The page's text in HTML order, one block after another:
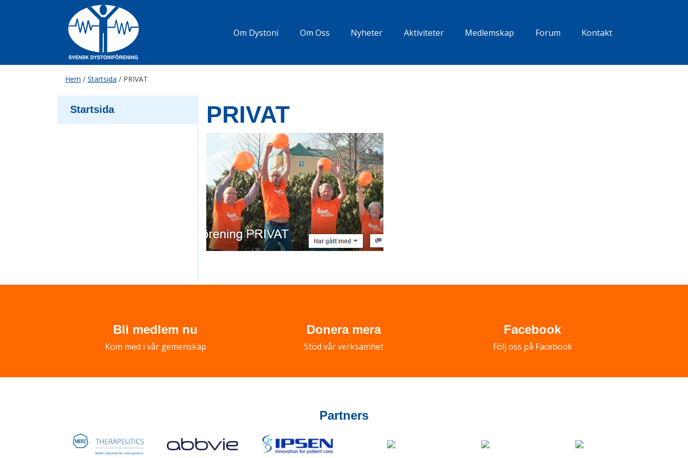
Om Dystoni Om Oss Nyheter Aktiviteter Medlemskap Forum Kontakt
Hem / Startsida / PRIVAT
PRIVAT
Startsida
Bli medlem nu
Kom med i vår gemenskap
Donera mera
Stöd vår verksamhet
Facebook
Följ oss på Facebook
Partners